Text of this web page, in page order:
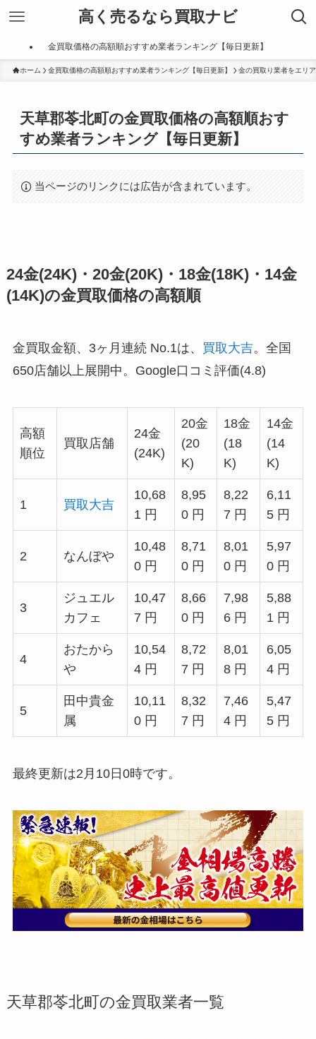
高く売るなら買取ナビ
金買取価格の高額順おすすめ業者ランキング【毎日更新】
ホーム 金買取価格の高額順おすすめ業者ランキング【毎日更新】 金の買取り業者をエリ
天草郡苓北町の金買取価格の高額順おす
すめ業者ランキング【毎日更新】
当ページのリンクには広告が含まれています。
24金(24K)・20金(20K)・18金(18K)・14金
(14K)の金買取価格の高額順
金買取金額、3ヶ月連続 No.1は、 買取大吉。全国
650店舗以上展開中。Google口コミ評価(4.8)
高額
順位
買取店舗
24金
(24K)
20金
(20
K)
18金
(18
K)
14金
(14
K)
1 買取大吉
10,68
1 円
8,95
0 円
8,22
7 円
6,11
5 円
2 なんぼや
10,48
0 円
8,71
0 円
8,01
0 円
5,97
0 円
3
ジュエル
カフェ
10,47
7 円
8,66
0 円
7,98
6 円
5,88
1 円
4
おたから
や
10,54
4 円
8,72
7 円
8,01
8 円
6,05
4 円
5
田中貴金
属
10,11
0 円
8,32
7 円
7,46
4 円
5,47
5 円
最終更新は2月10日0時です。
天草郡苓北町の金買取業者一覧